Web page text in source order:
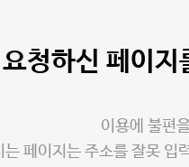
요청하신 페이지
이용에 불편
는 페이지는 주소를 잘못 입